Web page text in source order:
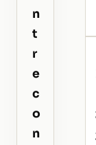
n
t
r
e
c
o
n